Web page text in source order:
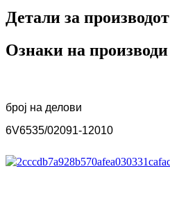
Детали за производот
Ознаки на производи
број на делови
6V6535/02091-12010